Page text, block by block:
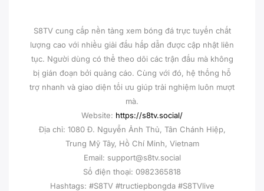
S8TV cung cấp nền tảng xem bóng đá trực tuyến chất
lượng cao với nhiều giải đấu hấp dẫn được cập nhật liên
tục. Người dùng có thể theo dõi các trận đấu mà không
bị gián đoạn bởi quảng cáo. Cùng với đó, hệ thống hỗ
trợ nhanh và giao diện tối ưu giúp trải nghiệm luôn mượt
mà.
Website: https://s8tv.social/
Địa chỉ: 1080 Đ. Nguyễn Ảnh Thủ, Tân Chánh Hiệp,
Trung Mỹ Tây, Hồ Chí Minh, Vietnam
Email: support@s8tv.social
Số điện thoại: 0982365818
Hashtags: #S8TV #tructiepbongda #S8TVlive